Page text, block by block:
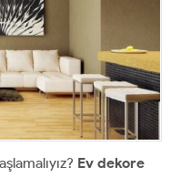
Ev dekore